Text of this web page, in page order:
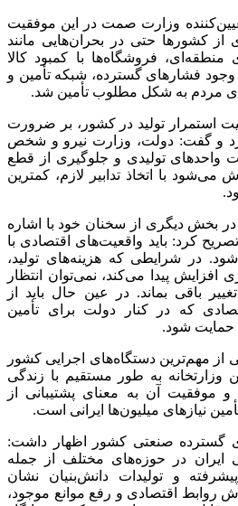
وزارت صمت در این موفقیت
کشورها حتی در بحران‌هایی مانند
فروشگاه‌ها با کمبود کالا
وجود فشارهای گسترده، شبکه تأمین و
مردم به شکل مطلوب تأمین شد.
استمرار تولید در کشور، بر ضرورت
کرد و گفت: دولت، وزارت نیرو و شخص
واحدهای تولیدی و جلوگیری از قطع
می‌شود با اتخاذ تدابیر لازم، کمترین
بخش دیگری از سخنان خود با اشاره
کرد: باید واقعیت‌های اقتصادی با
در شرایطی که هزینه‌های تولید،
افزایش پیدا می‌کند، نمی‌توان انتظار
باقی بماند. در عین حال باید از
که در کنار دولت برای تأمین
حمایت شود.
از مهم‌ترین دستگاه‌های اجرایی کشور
وزارتخانه به طور مستقیم با زندگی
و موفقیت آن به معنای پشتیبانی از
نیازهای میلیون‌ها ایرانی است.
گسترده صنعتی کشور اظهار داشت:
ایران در حوزه‌های مختلف از جمله
و تولیدات دانش‌بنیان نشان
اقتصادی و رفع موانع موجود،